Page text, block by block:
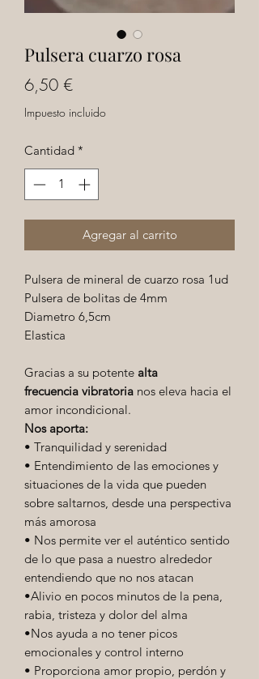
Pulsera cuarzo rosa
6,50 €Precio
Impuesto incluido
Cantidad *
Agregar al carrito
Pulsera de mineral de cuarzo rosa 1ud
Pulsera de bolitas de 4mm
Diametro 6,5cm
Elastica
Gracias a su potente alta
frecuencia vibratoria nos eleva hacia el
amor incondicional.
Nos aporta:
• Tranquilidad y serenidad
• Entendimiento de las emociones y
situaciones de la vida que pueden
sobre saltarnos, desde una perspectiva
más amorosa
• Nos permite ver el auténtico sentido
de lo que pasa a nuestro alrededor
entendiendo que no nos atacan
•Alivio en pocos minutos de la pena,
rabia, tristeza y dolor del alma
•Nos ayuda a no tener picos
emocionales y control interno
• Proporciona amor propio, perdón y